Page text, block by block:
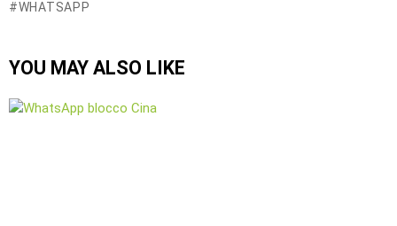
WHATSAPP
YOU MAY ALSO LIKE